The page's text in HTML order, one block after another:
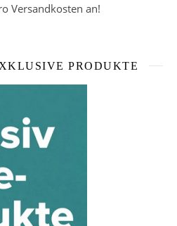
Versandkosten an!
PRODUKTE